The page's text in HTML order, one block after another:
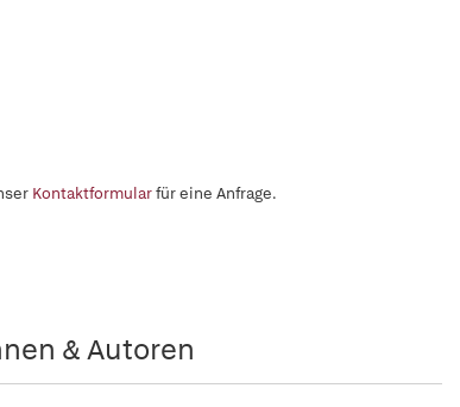
Kontaktformularfür eine Anfrage.
& Autoren